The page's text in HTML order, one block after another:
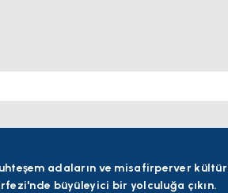
adaların ve misafirperver
büyüleyici bir yolculuğa çıkın.